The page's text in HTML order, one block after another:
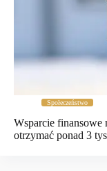
Społeczeństwo
Wsparcie finansowe
otrzymać ponad 3